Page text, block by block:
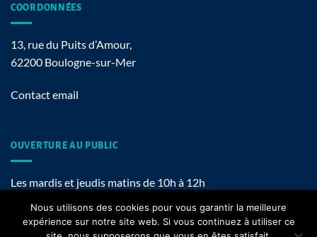
COORDONNÉES
13, rue du Puits d’Amour,
62200 Boulogne-sur-Mer
Contact email
OUVERTURE AU PUBLIC
Les mardis et jeudis matins de 10h à 12h
Nous utilisons des cookies pour vous garantir la meilleure
expérience sur notre site web. Si vous continuez à utiliser ce